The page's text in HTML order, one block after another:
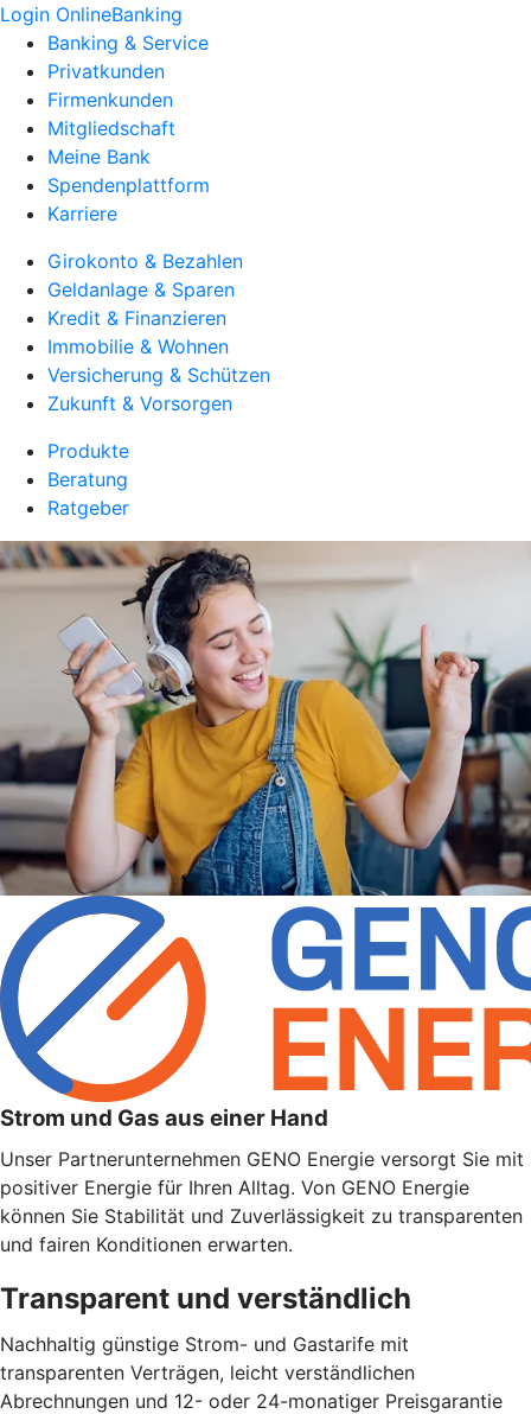
Login OnlineBanking
Banking & Service
Privatkunden
Firmenkunden
Mitgliedschaft
Meine Bank
Spendenplattform
Karriere
Girokonto & Bezahlen
Geldanlage & Sparen
Kredit & Finanzieren
Immobilie & Wohnen
Versicherung & Schützen
Zukunft & Vorsorgen
Produkte
Beratung
Ratgeber
Strom und Gas aus einer Hand
Unser Partnerunternehmen GENO Energie versorgt Sie mit
positiver Energie für Ihren Alltag. Von GENO Energie
können Sie Stabilität und Zuverlässigkeit zu transparenten
und fairen Konditionen erwarten.
Transparent und verständlich
Nachhaltig günstige Strom- und Gastarife mit
transparenten Verträgen, leicht verständlichen
Abrechnungen und 12- oder 24-monatiger Preisgarantie